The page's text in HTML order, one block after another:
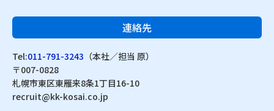
連絡先
Tel:011-791-3243 （本社／担当 原）
〒007-0828
札幌市東区東雁来8条1丁目16-10
recruit@kk-kosai.co.jp